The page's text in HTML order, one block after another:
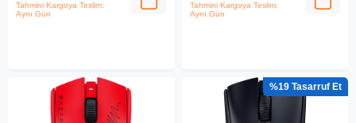
Tahmini Kargoya Teslim:
Aynı Gün
Tahmini Kargoya Teslim:
Aynı Gün
%19